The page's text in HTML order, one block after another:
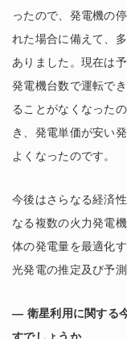
ったので、発電機の
れた場合に備えて、
ありました。現在は
発電機台数で運転で
ることがなくなった
き、発電単価が安い
よくなったのです。
今後はさらなる経済
なる複数の火力発電
体の発電量を最適化
光発電の推定及び予
― 衛星利用に関する